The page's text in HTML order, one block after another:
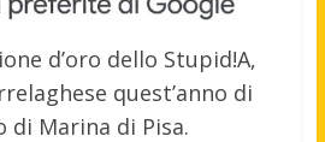
d’oro dello Stupid!A,
quest’anno di
di Marina di Pisa.